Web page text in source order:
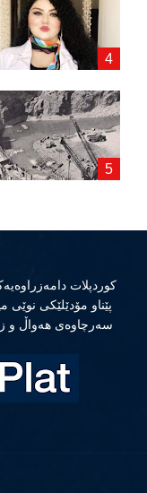
كوردپلات
پێناو مۆدێلێكی نوێی
سەرچاوەی هەواڵ و